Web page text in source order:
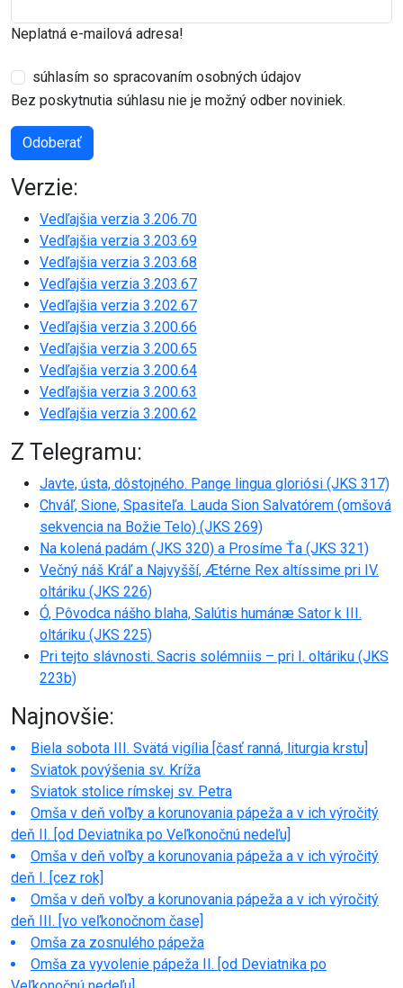
Neplatná e-mailová adresa!
súhlasím so spracovaním osobných údajov
Bez poskytnutia súhlasu nie je možný odber noviniek.
Odoberať
Verzie:
Vedľajšia verzia 3.206.70
Vedľajšia verzia 3.203.69
Vedľajšia verzia 3.203.68
Vedľajšia verzia 3.203.67
Vedľajšia verzia 3.202.67
Vedľajšia verzia 3.200.66
Vedľajšia verzia 3.200.65
Vedľajšia verzia 3.200.64
Vedľajšia verzia 3.200.63
Vedľajšia verzia 3.200.62
Z Telegramu:
Javte, ústa, dôstojného. Pange lingua gloriósi (JKS 317)
Chváľ, Sione, Spasiteľa. Lauda Sion Salvatórem (omšová
sekvencia na Božie Telo) (JKS 269)
Na kolená padám (JKS 320) a Prosíme Ťa (JKS 321)
Večný náš Kráľ a Najvyšší, Ætérne Rex altíssime pri IV.
oltáriku (JKS 226)
Ó, Pôvodca nášho blaha, Salútis humánæ Sator k III.
oltáriku (JKS 225)
Pri tejto slávnosti. Sacris solémniis – pri I. oltáriku (JKS
223b)
Najnovšie:
Biela sobota III. Svätá vigília [časť ranná, liturgia krstu]
Sviatok povýšenia sv. Kríža
Sviatok stolice rímskej sv. Petra
Omša v deň voľby a korunovania pápeža a v ich výročitý
deň II. [od Deviatnika po Veľkonočnú nedeľu]
Omša v deň voľby a korunovania pápeža a v ich výročitý
deň I. [cez rok]
Omša v deň voľby a korunovania pápeža a v ich výročitý
deň III. [vo veľkonočnom čase]
Omša za zosnulého pápeža
Omša za vyvolenie pápeža II. [od Deviatnika po